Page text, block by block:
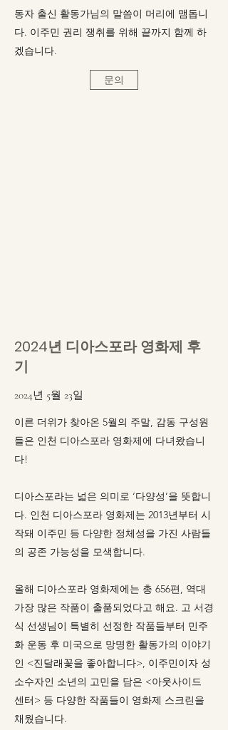
동자 출신 활동가님의 말씀이 머리에 맴돕니
다. 이주민 권리 쟁취를 위해 끝까지 함께 하
겠습니다.
문의
2024년 디아스포라 영화제 후
기
2024년 5월 23일
이른 더위가 찾아온 5월의 주말, 감동 구성원
들은 인천 디아스포라 영화제에 다녀왔습니
다!
디아스포라는 넓은 의미로 ‘다양성’을 뜻합니
다. 인천 디아스포라 영화제는 2013년부터 시
작돼 이주민 등 다양한 정체성을 가진 사람들
의 공존 가능성을 모색합니다.
올해 디아스포라 영화제에는 총 656편, 역대
가장 많은 작품이 출품되었다고 해요. 고 서경
식 선생님이 특별히 선정한 작품들부터 민주
화 운동 후 미국으로 망명한 활동가의 이야기
인 <진달래꽃을 좋아합니다>, 이주민이자 성
소수자인 소년의 고민을 담은 <아웃사이드
센터> 등 다양한 작품들이 영화제 스크린을
채웠습니다.